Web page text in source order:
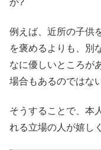
例えば、近所の子供
を褒めるよりも、別
なに優しいところが
場合もあるのではな
そうすることで、本
れる立場の人が嬉し